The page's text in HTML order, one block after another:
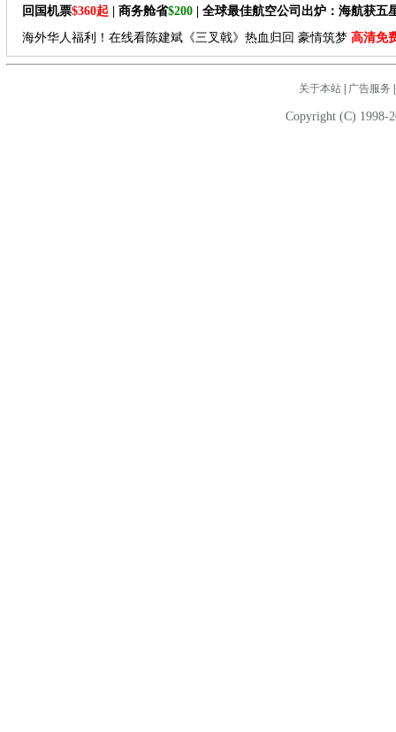
回国机票$360起 | 商务舱省$200 | 全球最佳航空公司出炉：海航获五
海外华人福利！在线看陈建斌《三叉戟》热血归回 豪情筑梦 高清免
关于本站| 广告服务
Copyright (C) 1998-